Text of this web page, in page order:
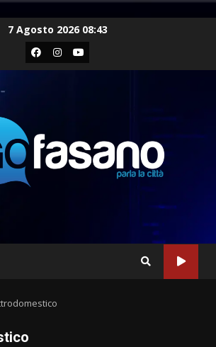
7 Agosto 2026 08:43
Facebook
Instagram
Youtube